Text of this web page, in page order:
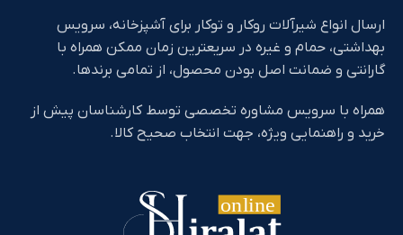
ارسال انواع شیرآلات روکار و توکار برای آشپزخانه، سرویس
بهداشتی، حمام و غیره در سریعترین زمان ممکن همراه با
گارانتی و ضمانت اصل بودن محصول، از تمامی برندها.
همراه با سرویس مشاوره تخصصی توسط کارشناسان پیش از
خرید و راهنمایی ویژه، جهت انتخاب صحیح کالا.